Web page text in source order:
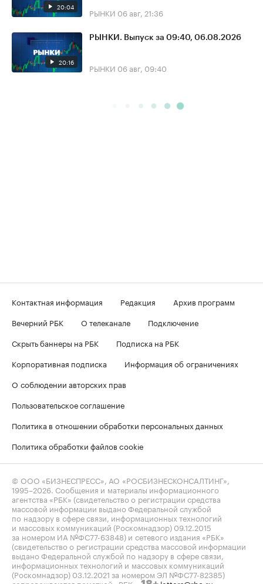
20:04 РЫНКИ 06 авг, 21:36
20:16
РЫНКИ. Выпуск за 09:40, 06.08.2026
РЫНКИ 06 авг, 09:40
Контактная информация Редакция
Архив программ
Вечерний РБК
О телеканале
Подключение
Скрыть баннеры на РБК
Подписка на РБК
Корпоративная подписка
Информация об ограничениях
О соблюдении авторских прав
Пользовательское соглашение
Политика в отношении обработки персональных данных
Политика обработки файлов cookie
© ООО «БИЗНЕСПРЕСС», АО «РОСБИЗНЕСКОНСАЛТИНГ»,
1995–2026 . Сообщения и материалы информационного
агентства «РБК» (свидетельство о регистрации средства
массовой информации выдано Федеральной службой
по надзору в сфере связи, информационных технологий
и массовых коммуникаций (Роскомнадзор) 09.12.2015
за номером ИА №ФС77-63848) и сетевого издания «РБК»
(свидетельство о регистрации средства массовой информации
выдано Федеральной службой по надзору в сфере связи,
информационных технологий и массовых коммуникаций
(Роскомнадзор) 03.12.2021 за номером ЭЛ №ФС77-82385)